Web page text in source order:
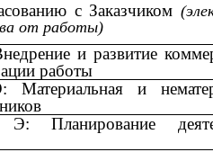
с Заказчиком​​
от работы)
и развитие
работы
и